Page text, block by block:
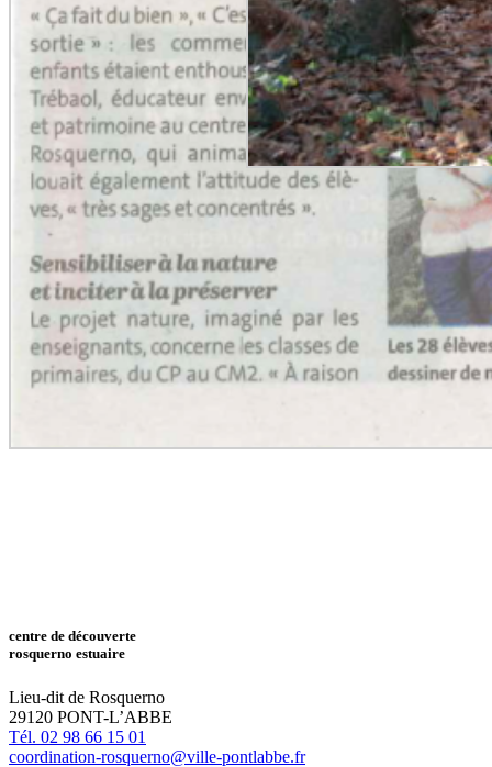
centre de découverte
rosquerno estuaire
Lieu-dit de Rosquerno
29120 PONT-L’ABBE
Tél. 02 98 66 15 01
coordination-rosquerno@ville-pontlabbe.fr